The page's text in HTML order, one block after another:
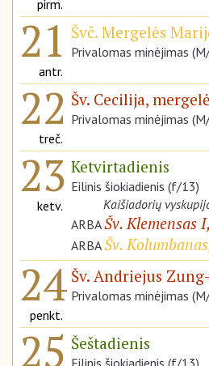
pirm.
21
antr.
Švč. Mergelės
Privalomas minėjimas
22
treč.
Šv. Cecilija,
Privalomas minėjimas
23
ketv.
Ketvirtadienis
Eilinis šiokiadienis (f/13)
Kaišiadorių
ARBAŠv. Klemensas
ARBAŠv.
24
penkt.
Šv. Andriejus
Privalomas minėjimas
25 Šeštadienis
Eilinis šiokiadienis (f/13)